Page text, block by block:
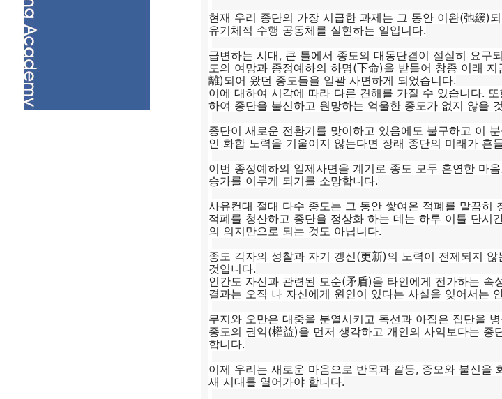
현재 우리 종단의 가장 시급한 과제는 그 동안 이완(弛緩)
유기체적 수행 공동체를 실현하는 일입니다.
급변하는 시대, 큰 틀에서 종도의 대동단결이 절실히 요구
도의 여망과 종정예하의 하명(下命)을 받들어 창종 이래
離)되어 왔던 종도들을 일괄 사면하게 되었습니다.
이에 대하여 시각에 따라 다른 견해를 가질 수 있습니다.
하여 종단을 불신하고 원망하는 억울한 종도가 없지 않을
종단이 새로운 전환기를 맞이하고 있음에도 불구하고 이
인 화합 노력을 기울이지 않는다면 장래 종단의 미래가 흔
이번 종정예하의 일제사면을 계기로 종도 모두 흔연한 마
승가를 이루게 되기를 소망합니다.
사유컨대 절대 다수 종도는 그 동안 쌓여온 적폐를 말끔히
적폐를 청산하고 종단을 정상화 하는 데는 하루 이틀 단시
의 의지만으로 되는 것도 아닙니다.
종도 각자의 성찰과 자기 갱신(更新)의 노력이 전제되지
것입니다.
인간도 자신과 관련된 모순(矛盾)을 타인에게 전가하는 속
결과는 오직 나 자신에게 원인이 있다는 사실을 잊어서는
무지와 오만은 대중을 분열시키고 독선과 아집은 집단을
종도의 권익(權益)을 먼저 생각하고 개인의 사익보다는 종
합니다.
이제 우리는 새로운 마음으로 반목과 갈등, 증오와 불신을
새 시대를 열어가야 합니다.